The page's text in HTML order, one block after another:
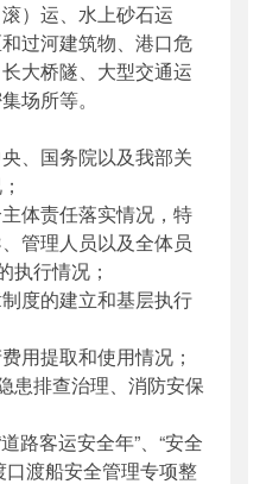
）运、水上砂石运
过河建筑物、港口危
大桥隧、大型交通运
场所等。
、国务院以及我部关
体责任落实情况，特
管理人员以及全体员
执行情况；
度的建立和基层执行
提取和使用情况；
排查治理、消防安保
路客运安全年”、“安全
口渡船安全管理专项整